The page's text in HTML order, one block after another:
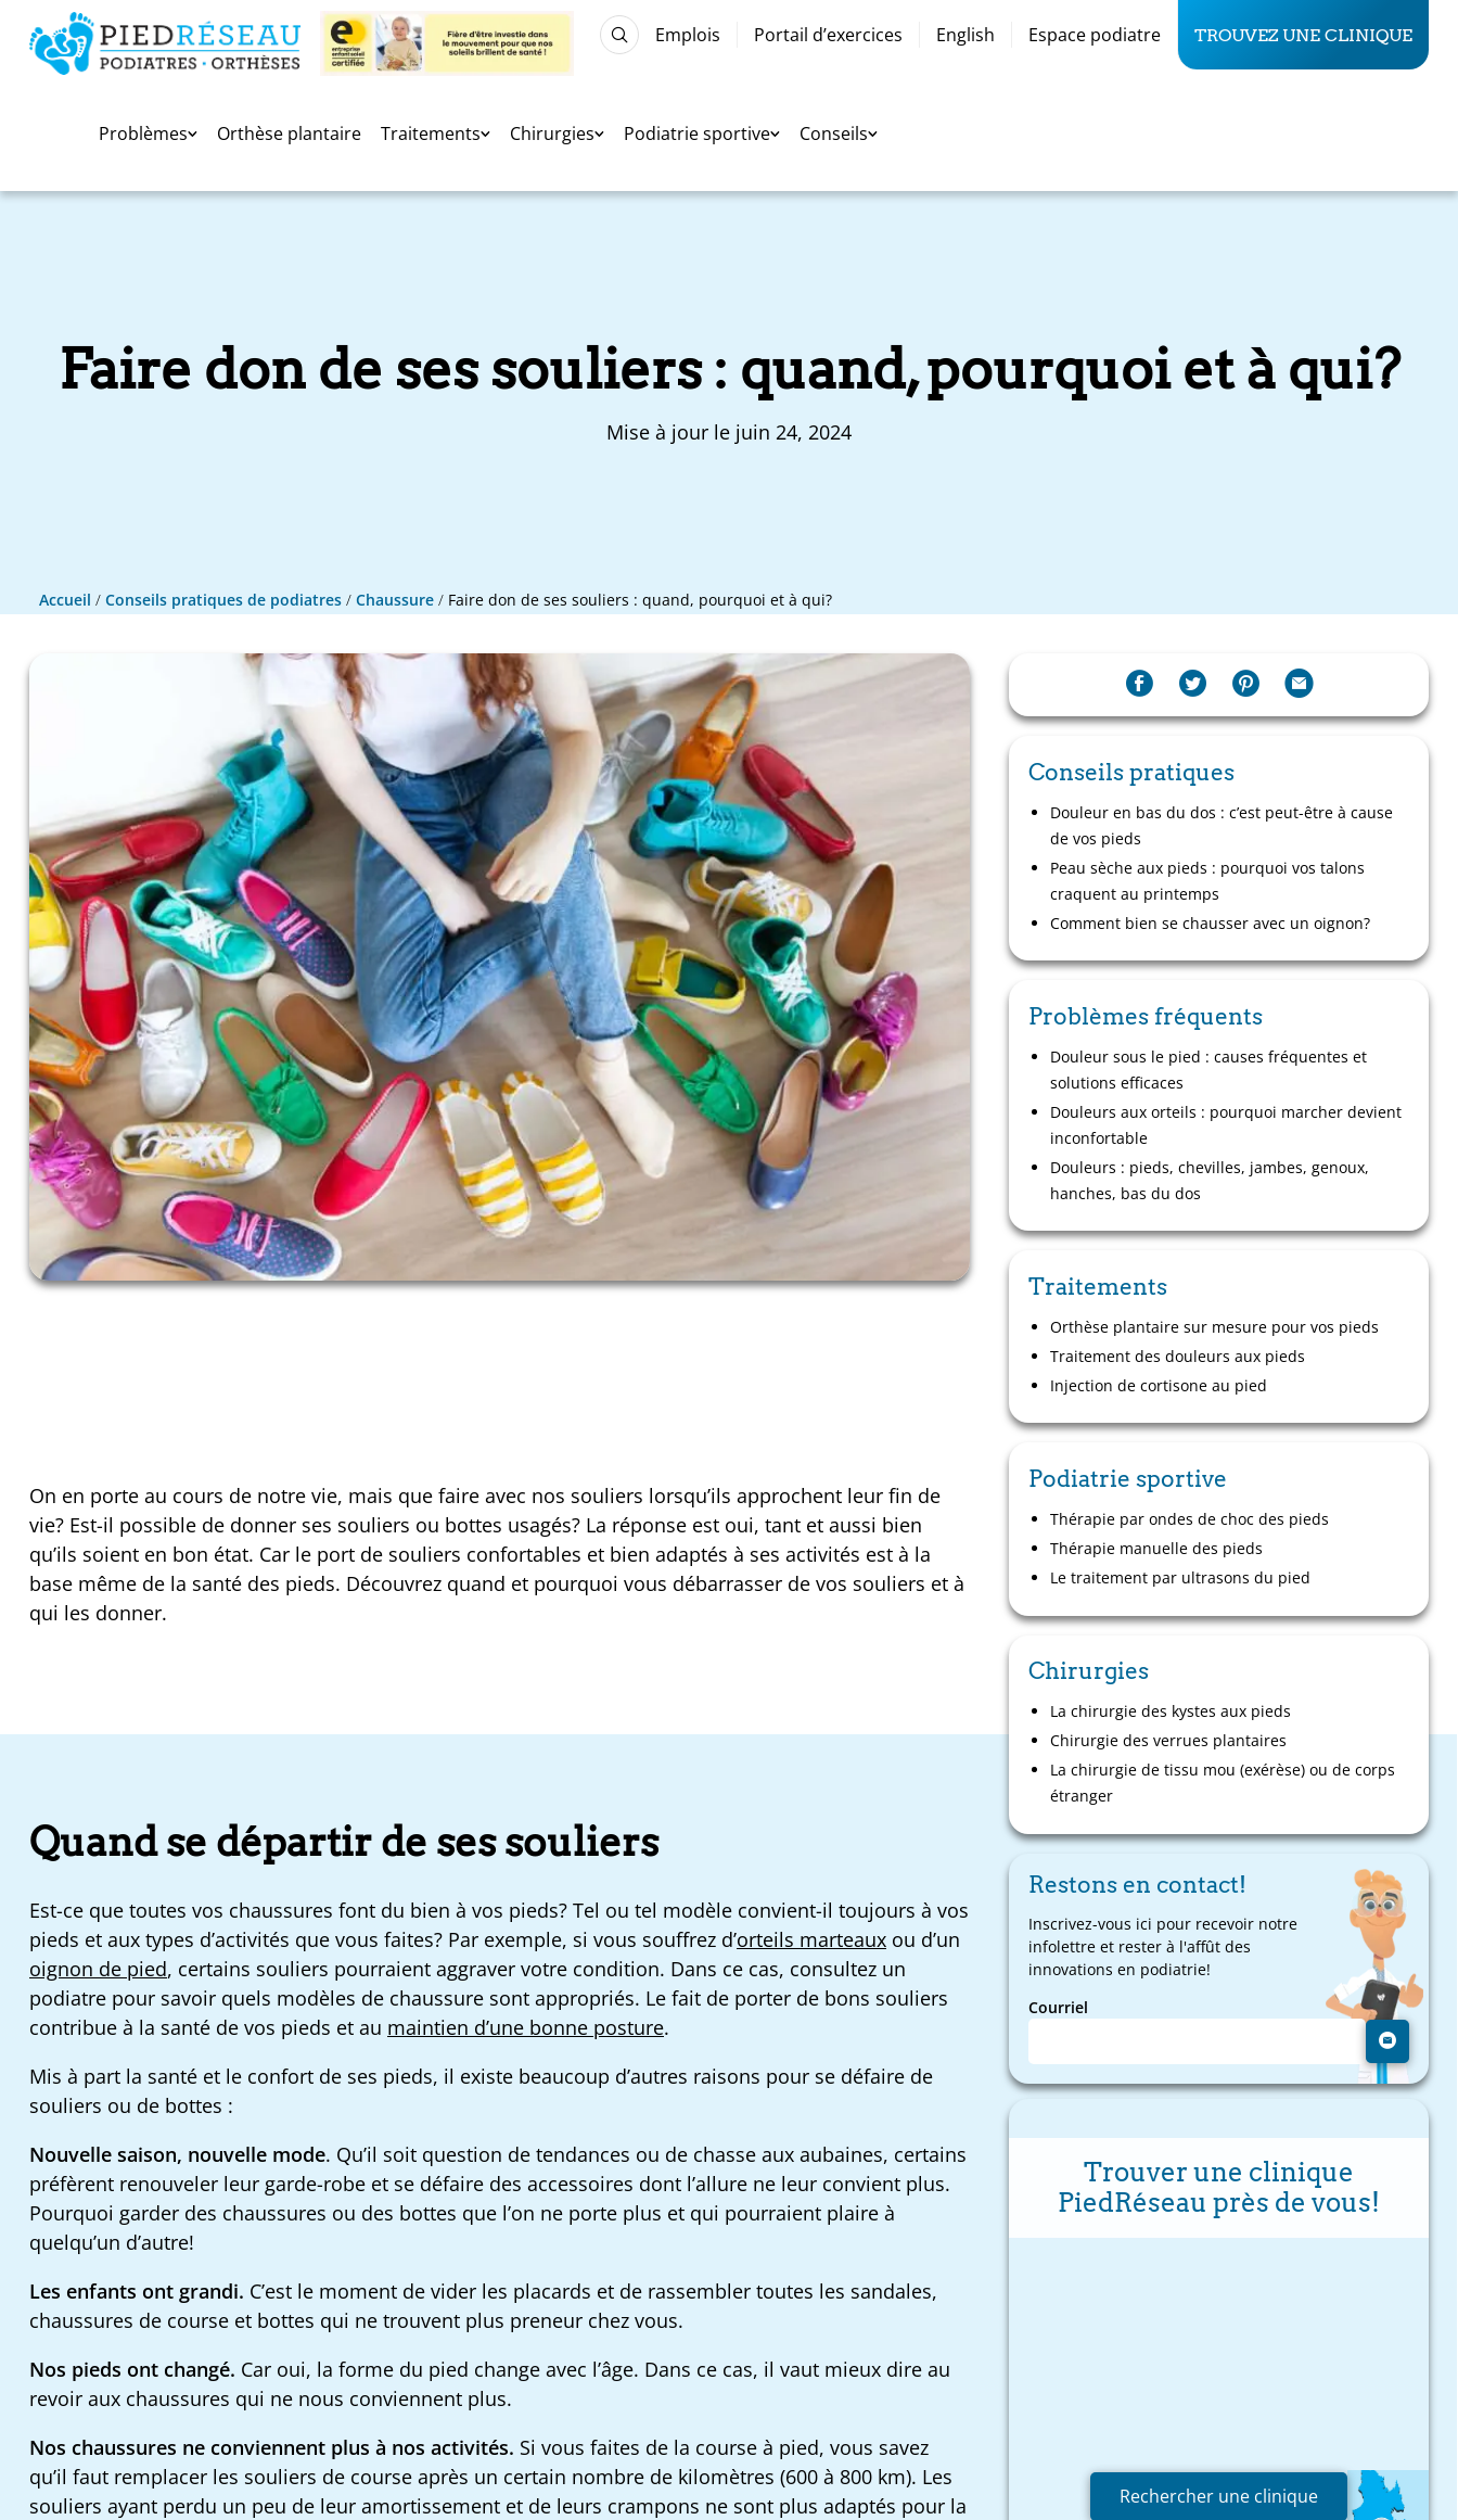
Problèmes Orthèse plantaire Traitements Chirurgies Podiatrie sportive Conseils
Emplois Portail d’exercices English Espace podiatre TROUVEZ UNE CLINIQUE
Faire don de ses souliers : quand, pourquoi et à qui?
Mise à jour le juin 24, 2024
Accueil / Conseils pratiques de podiatres / Chaussure / Faire don de ses souliers : quand, pourquoi et à qui?
On en porte au cours de notre vie, mais que faire avec nos souliers lorsqu’ils approchent leur fin de
vie? Est-il possible de donner ses souliers ou bottes usagés? La réponse est oui, tant et aussi bien
qu’ils soient en bon état. Car le port de souliers confortables et bien adaptés à ses activités est à la
base même de la santé des pieds. Découvrez quand et pourquoi vous débarrasser de vos souliers et à
qui les donner.
Quand se départir de ses souliers
Est-ce que toutes vos chaussures font du bien à vos pieds? Tel ou tel modèle convient-il toujours à vos
pieds et aux types d’activités que vous faites? Par exemple, si vous souffrez d’orteils marteaux ou d’un
oignon de pied, certains souliers pourraient aggraver votre condition. Dans ce cas, consultez un
podiatre pour savoir quels modèles de chaussure sont appropriés. Le fait de porter de bons souliers
contribue à la santé de vos pieds et au maintien d’une bonne posture.
Mis à part la santé et le confort de ses pieds, il existe beaucoup d’autres raisons pour se défaire de
souliers ou de bottes :
Nouvelle saison, nouvelle mode. Qu’il soit question de tendances ou de chasse aux aubaines, certains
préfèrent renouveler leur garde-robe et se défaire des accessoires dont l’allure ne leur convient plus.
Pourquoi garder des chaussures ou des bottes que l’on ne porte plus et qui pourraient plaire à
quelqu’un d’autre!
Les enfants ont grandi. C’est le moment de vider les placards et de rassembler toutes les sandales,
chaussures de course et bottes qui ne trouvent plus preneur chez vous.
Nos pieds ont changé. Car oui, la forme du pied change avec l’âge. Dans ce cas, il vaut mieux dire au
revoir aux chaussures qui ne nous conviennent plus.
Nos chaussures ne conviennent plus à nos activités. Si vous faites de la course à pied, vous savez
qu’il faut remplacer les souliers de course après un certain nombre de kilomètres (600 à 800 km). Les
souliers ayant perdu un peu de leur amortissement et de leurs crampons ne sont plus adaptés pour la
Conseils pratiques
Douleur en bas du dos : c’est peut-être à cause
de vos pieds
Peau sèche aux pieds : pourquoi vos talons
craquent au printemps
Comment bien se chausser avec un oignon?
Problèmes fréquents
Douleur sous le pied : causes fréquentes et
solutions efficaces
Douleurs aux orteils : pourquoi marcher devient
inconfortable
Douleurs : pieds, chevilles, jambes, genoux,
hanches, bas du dos
Traitements
Orthèse plantaire sur mesure pour vos pieds
Traitement des douleurs aux pieds
Injection de cortisone au pied
Podiatrie sportive
Thérapie par ondes de choc des pieds
Thérapie manuelle des pieds
Le traitement par ultrasons du pied
Chirurgies
La chirurgie des kystes aux pieds
Chirurgie des verrues plantaires
La chirurgie de tissu mou (exérèse) ou de corps
étranger
Restons en contact!
Inscrivez-vous ici pour recevoir notre
infolettre et rester à l'affût des
innovations en podiatrie!
Courriel
Trouver une clinique
PiedRéseau près de vous!
Rechercher une clinique